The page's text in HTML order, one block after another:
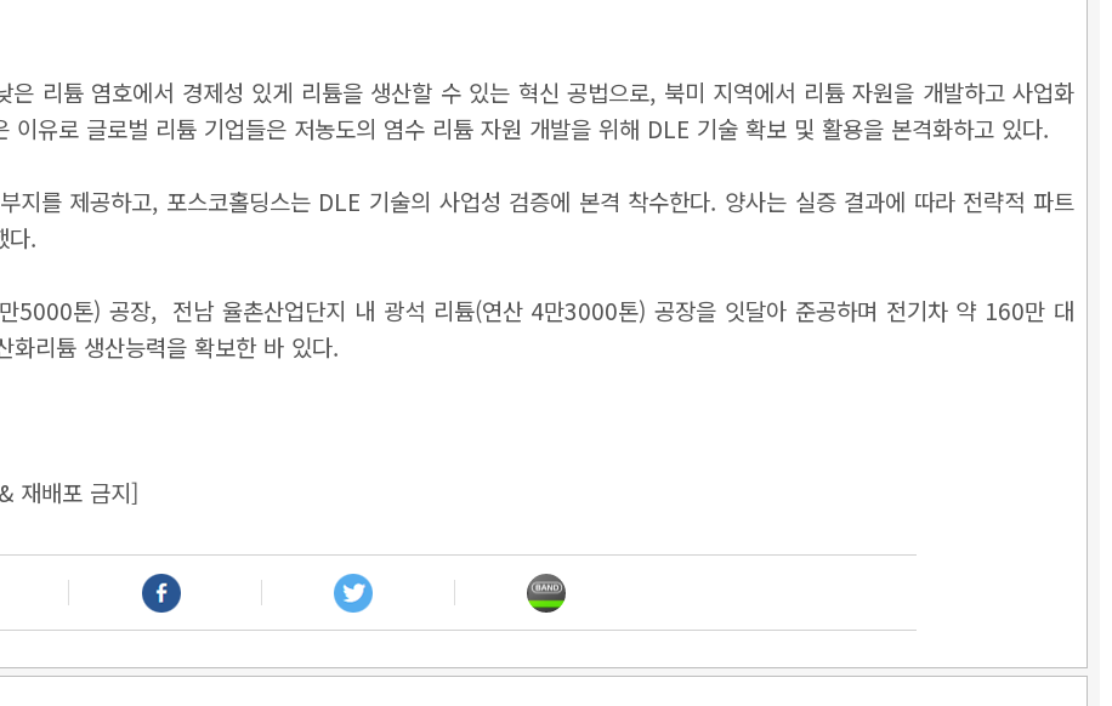
리튬 염호에서 경제성 있게 리튬을 생산할 수 있는 혁신 공법으로, 북미 지역에서 리튬 자원을 개발하고 사업화
유로 글로벌 리튬 기업들은 저농도의 염수 리튬 자원 개발을 위해 DLE 기술 확보 및 활용을 본격화하고 있다.
지를 제공하고, 포스코홀딩스는 DLE 기술의 사업성 검증에 본격 착수한다. 양사는 실증 결과에 따라 전략적 파트
다.
5000톤) 공장, 전남 율촌산업단지 내 광석 리튬(연산 4만3000톤) 공장을 잇달아 준공하며 전기차 약 160만 대
리튬 생산능력을 확보한 바 있다.
재배포 금지]